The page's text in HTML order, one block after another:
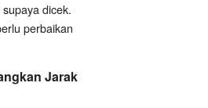
dicek.
perbaikan
Jarak